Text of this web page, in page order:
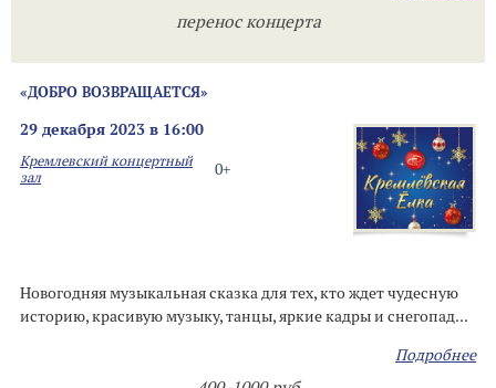
перенос концерта
«ДОБРО ВОЗВРАЩАЕТСЯ»
29 декабря 2023 в 16:00
0+
Кремлевский концертный
зал
Новогодняя музыкальная сказка для тех, кто ждет чудесную
историю, красивую музыку, танцы, яркие кадры и снегопад...
Подробнее